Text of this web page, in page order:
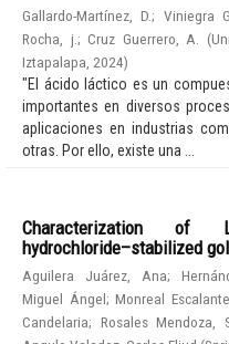
Gallardo-Martínez, D.; Viniegra
Rocha, j. ;Cruz Guerrero, A. (
Iztapalapa 2024)
"El ácido láctico es un
importantes en diversos
aplicaciones en industrias
otras. Por ello, existe una ...
Characterization of
hydrochloride–stabilized
Aguilera Juárez, Ana;
Miguel Ángel;Monreal
Candelaria; Rosales Mendoza,